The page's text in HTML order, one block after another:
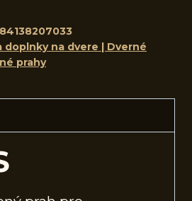
doplnky na dvere | Dverné
prahy